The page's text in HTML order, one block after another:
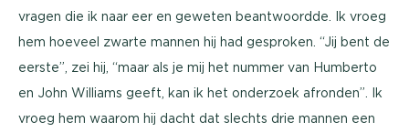
vragen die ik naar eer en geweten beantwoordde. Ik vroeg
hem hoeveel zwarte mannen hij had gesproken. “Jij bent de
eerste”, zei hij, “maar als je mij het nummer van Humberto
en John Williams geeft, kan ik het onderzoek afronden”. Ik
vroeg hem waarom hij dacht dat slechts drie mannen een